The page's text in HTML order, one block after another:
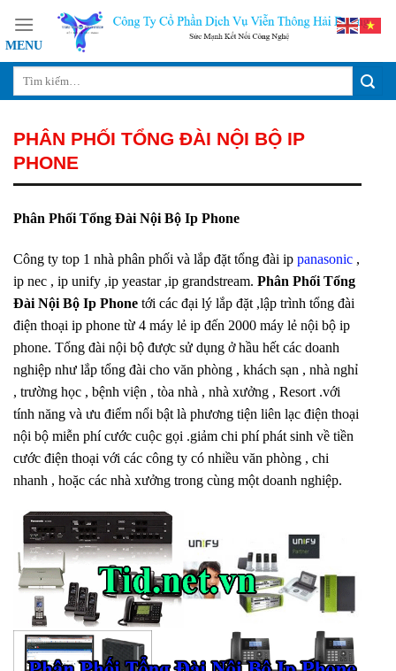
content
PHÂN PHỐI TỔNG ĐÀI NỘI BỘ IP
PHONE
Phân Phối Tổng Đài Nội Bộ Ip Phone
Công ty top 1 nhà phân phối và lắp đặt tổng đài ip panasonic ,
ip nec , ip unify ,ip yeastar ,ip grandstream. Phân Phối Tổng
Đài Nội Bộ Ip Phone tới các đại lý lắp đặt ,lập trình tổng đài
điện thoại ip phone từ 4 máy lẻ ip đến 2000 máy lẻ nội bộ ip
phone. Tổng đài nội bộ được sử dụng ở hầu hết các doanh
nghiệp như lắp tổng đài cho văn phòng , khách sạn , nhà nghỉ
, trường học , bệnh viện , tòa nhà , nhà xưởng , Resort .với
tính năng và ưu điểm nổi bật là phương tiện liên lạc điện thoại
nội bộ miễn phí cước cuộc gọi .giảm chi phí phát sinh về tiền
cước điện thoại với các công ty có nhiều văn phòng , chi
nhanh , hoặc các nhà xưởng trong cùng một doanh nghiệp.